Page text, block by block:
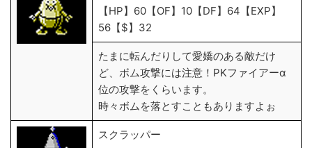
【HP】60【OF】10【DF】64【EXP】
56【$】32
たまに転んだりして愛嬌のある敵だけ
ど、ボム攻撃には注意！PKファイアーα
位の攻撃をくらいます。
時々ボムを落とすこともありますよぉ
スクラッパー